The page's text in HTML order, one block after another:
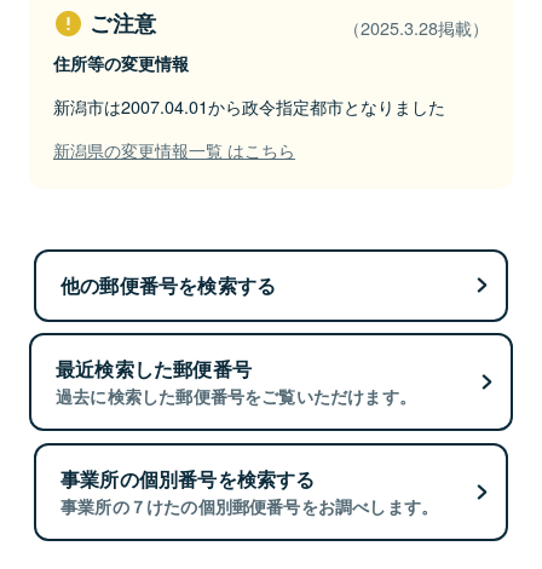
ご注意 （2025.3.28掲載）
住所等の変更情報
新潟市は2007.04.01から政令指定都市となりました
新潟県の変更情報一覧 はこちら
他の郵便番号を検索する
最近検索した郵便番号
過去に検索した郵便番号をご覧いただけます。
事業所の個別番号を検索する
事業所の７けたの個別郵便番号をお調べします。